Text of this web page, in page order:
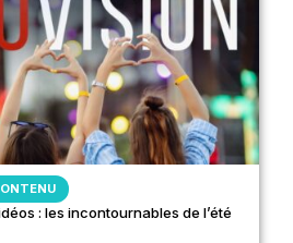
: les incontournables de l’été